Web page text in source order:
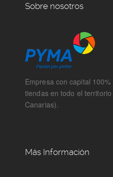
Sobre nosotros
Empresa con capital
tiendas en todo el
Canarias).
Más Información